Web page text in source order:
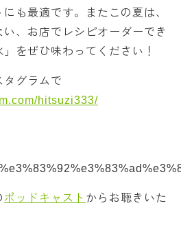
も最適です。またこの夏は、
、お店でレシピオーダーでき
をぜひ味わってください！
タグラムで
hitsuzi333/
ポッドキャスト からお聴きいた